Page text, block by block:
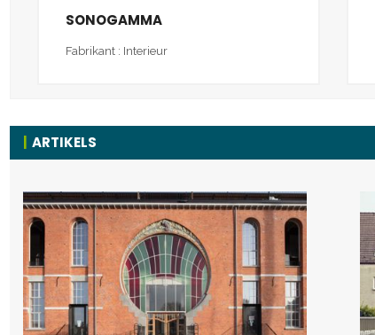
SONOGAMMA
Fabrikant : Interieur
ARTIKELS